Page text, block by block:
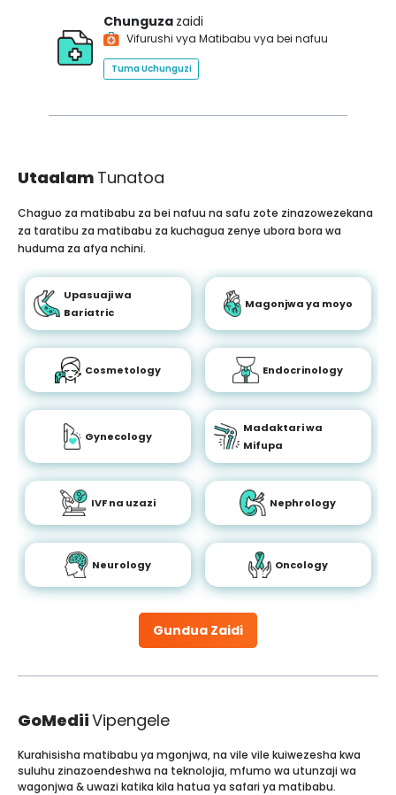
Chunguza zaidi
Vifurushi vya Matibabu vya bei nafuu
Tuma Uchunguzi
Utaalam Tunatoa
Gundua Zaidi
Chaguo za matibabu za bei nafuu na safu zote zinazowezekana
za taratibu za matibabu za kuchagua zenye ubora bora wa
huduma za afya nchini.
Upasuaji wa
Bariatric
Magonjwa ya moyo
Cosmetology Endocrinology
Gynecology
Madaktari wa
Mifupa
IVF na uzazi Nephrology
Neurology Oncology
GoMediiVipengele
Kurahisisha matibabu ya mgonjwa, na vile vile kuiwezesha kwa
suluhu zinazoendeshwa na teknolojia, mfumo wa utunzaji wa
wagonjwa & uwazi katika kila hatua ya safari ya matibabu.